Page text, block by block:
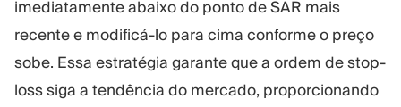
imediatamente abaixo do ponto de SAR mais
recente e modificá-lo para cima conforme o preço
sobe. Essa estratégia garante que a ordem de stop-
loss siga a tendência do mercado, proporcionando